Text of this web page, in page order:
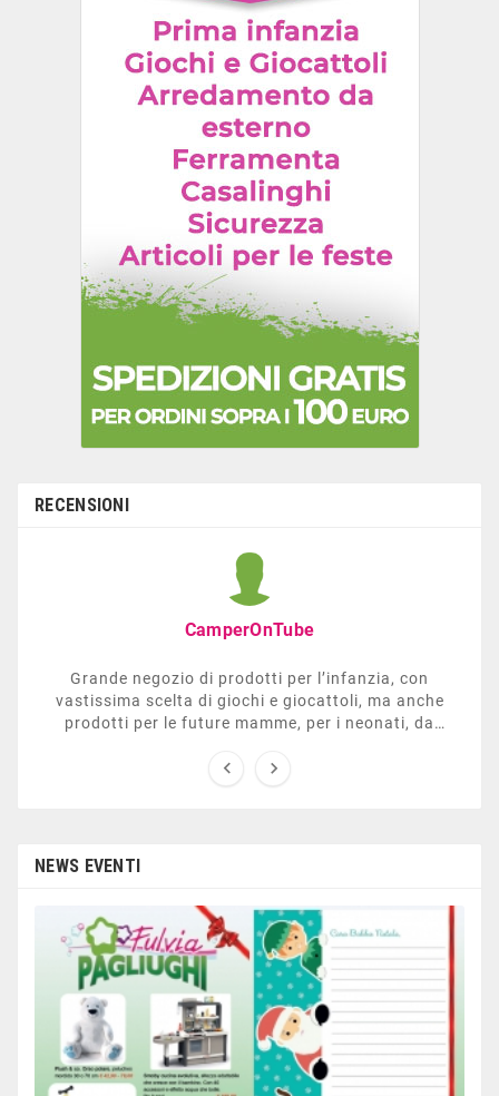
RECENSIONI
CamperOnTube
Grande negozio di prodotti per l’infanzia, con
vastissima scelta di giochi e giocattoli, ma anche
prodotti per le future mamme, per i neonati, da
sezione dedicata all’arredo giardino, giochi all’aperto,
 
NEWS EVENTI